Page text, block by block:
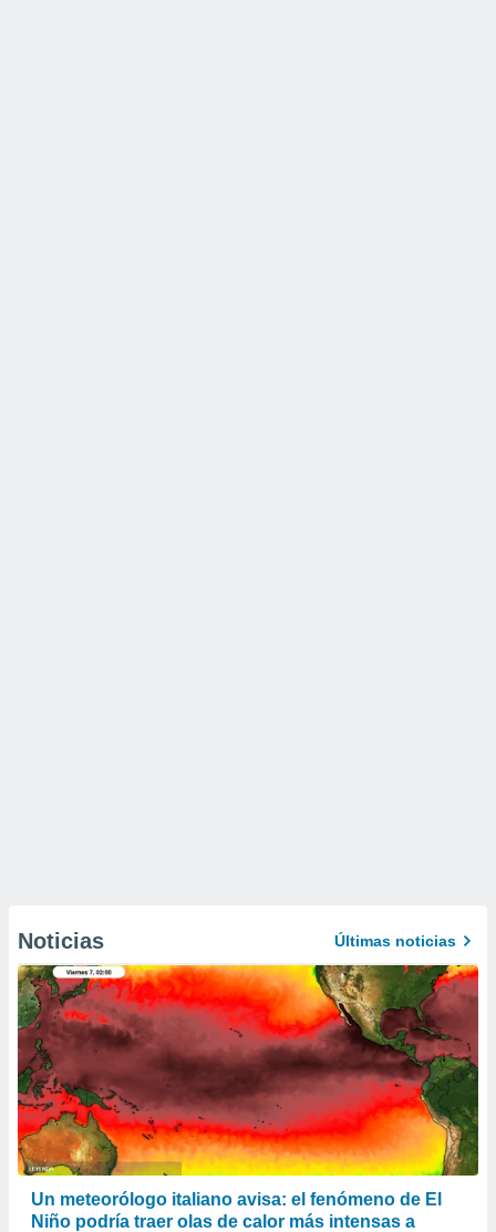
Noticias Últimas noticias
Un meteorólogo italiano avisa: el fenómeno de El
Niño podría traer olas de calor más intensas a